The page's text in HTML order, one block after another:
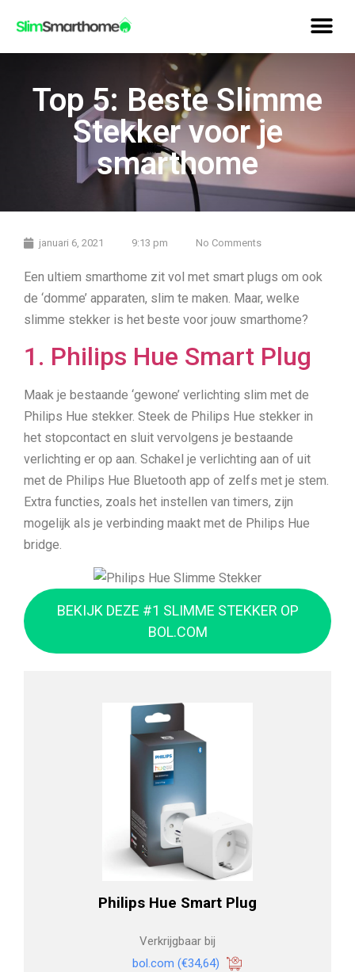
Top 5: Beste Slimme
Stekker voor je
smarthome
januari 6, 2021 9:13 pm No Comments
Een ultiem smarthome zit vol met smart plugs om ook
de ‘domme’ apparaten, slim te maken. Maar, welke
slimme stekker is het beste voor jouw smarthome?
1. Philips Hue Smart Plug
Maak je bestaande ‘gewone’ verlichting slim met de
Philips Hue stekker. Steek de Philips Hue stekker in
het stopcontact en sluit vervolgens je bestaande
verlichting er op aan. Schakel je verlichting aan of uit
met de Philips Hue Bluetooth app of zelfs met je stem.
Extra functies, zoals het instellen van timers, zijn
mogelijk als je verbinding maakt met de Philips Hue
bridge.
BEKIJK DEZE #1 SLIMME STEKKER OP
BOL.COM
Philips Hue Smart Plug
Verkrijgbaar bij
bol.com (€34,64)